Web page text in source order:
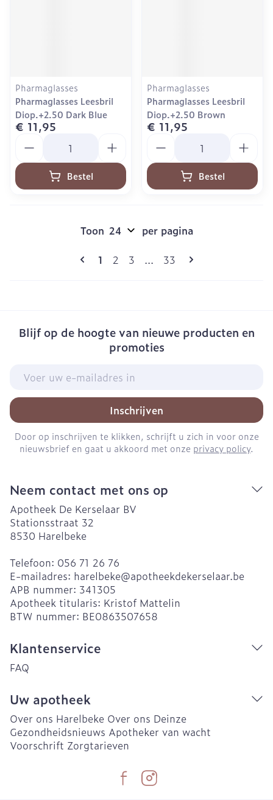
Pharmaglasses
Pharmaglasses Leesbril
Diop.+2.50 Dark Blue
€ 11,95
Bestel
Pharmaglasses
Pharmaglasses Leesbril
Diop.+2.50 Brown
€ 11,95
Bestel
Pagina's
U lees momenteel pagina
1 Pagina
2 Pagina
3 ... Pagina
33
Toon per pagina
Blijf op de hoogte van nieuwe producten en
promoties
Inschrijven
Door op inschrijven te klikken, schrijft u zich in voor onze
nieuwsbrief en gaat u akkoord met onze privacy policy.
Neem contact met ons op
Apotheek De Kerselaar BV
Stationsstraat 32
8530 Harelbeke
Telefoon: 056 71 26 76
E-mailadres: harelbeke@apotheekdekerselaar.be
APB nummer: 341305
Apotheek titularis: Kristof Mattelin
BTW nummer: BE0863507658
Klantenservice
FAQ
Uw apotheek
Over ons Harelbeke Over ons Deinze
Gezondheidsnieuws Apotheker van wacht
Voorschrift Zorgtarieven